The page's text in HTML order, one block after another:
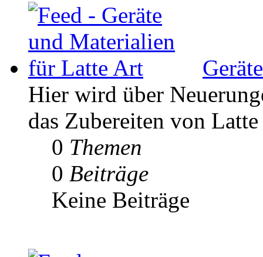
Hier wird über
das Zubereiten von
0 Themen
0 Beiträge
Keine Beiträge